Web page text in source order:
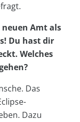
Amt als
Du hast dir
Welches
Das
Dazu